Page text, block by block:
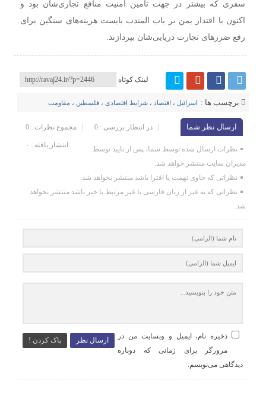
سفری که بیشتر در جهت تامین امنیت منافع تجاری‌شان بود و
اکنون با اقتدار یمن بر باب المندب بایست هزینه‌های سنگین برای
رفع ضررهای تجارت دریایی‌شان بپردازند.
لینک کوتاه
برچسب ها : اسرائیل ، اقتصاد ،شرایط اقتصادی ،فلسطین ، مقاومت
ارسال نظر شما مجموع نظرات : 0 در انتظار بررسی : 0
انتشار یافته : ۰
نظرات ارسال شده توسط شما، پس از تایید توسط
مدیران سایت منتشر خواهد شد.
نظراتی که حاوی تهمت یا افترا باشد منتشر نخواهد شد.
نظراتی که به غیر از زبان فارسی یا غیر مرتبط با خبر باشد منتشر نخواهد
شد.
ارسال نظر پاک کردن !
ذخیره نام، ایمیل و وبسایت من در
مرورگر برای زمانی که دوباره
دیدگاهی می‌نویسم.